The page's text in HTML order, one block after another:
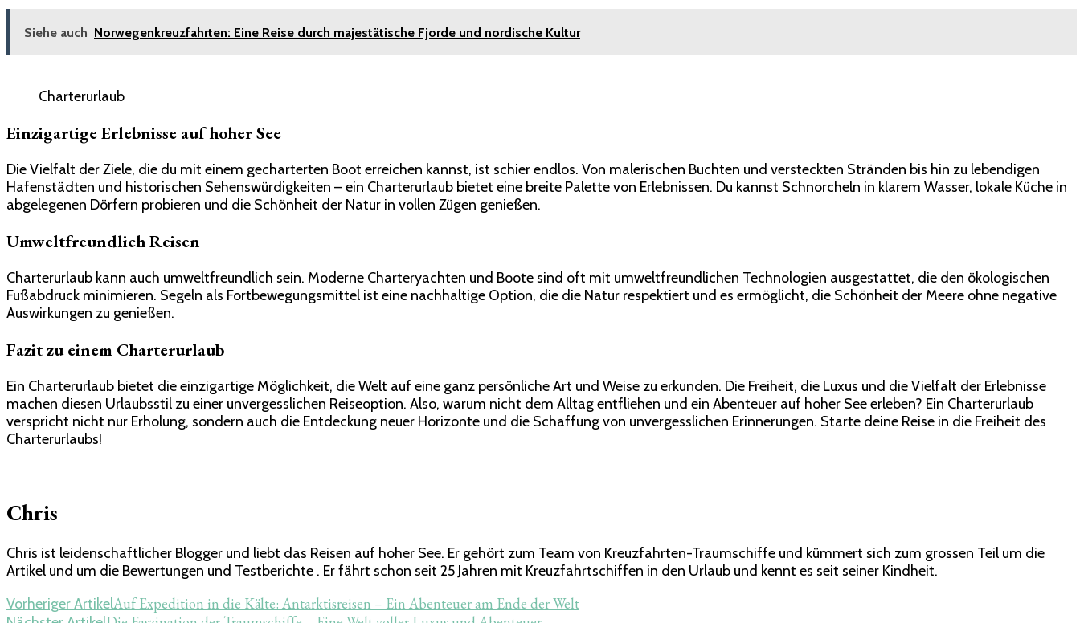
Siehe auch Norwegenkreuzfahrten: Eine Reise durch majestätische Fjorde und nordische Kultur
Charterurlaub
Einzigartige Erlebnisse auf hoher See
Die Vielfalt der Ziele, die du mit einem gecharterten Boot erreichen kannst, ist schier endlos. Von malerischen Buchten und versteckten Stränden bis hin zu lebendigen
Hafenstädten und historischen Sehenswürdigkeiten – ein Charterurlaub bietet eine breite Palette von Erlebnissen. Du kannst Schnorcheln in klarem Wasser, lokale Küche in
abgelegenen Dörfern probieren und die Schönheit der Natur in vollen Zügen genießen.
Umweltfreundlich Reisen
Charterurlaub kann auch umweltfreundlich sein. Moderne Charteryachten und Boote sind oft mit umweltfreundlichen Technologien ausgestattet, die den ökologischen
Fußabdruck minimieren. Segeln als Fortbewegungsmittel ist eine nachhaltige Option, die die Natur respektiert und es ermöglicht, die Schönheit der Meere ohne negative
Auswirkungen zu genießen.
Fazit zu einem Charterurlaub
Ein Charterurlaub bietet die einzigartige Möglichkeit, die Welt auf eine ganz persönliche Art und Weise zu erkunden. Die Freiheit, die Luxus und die Vielfalt der Erlebnisse
machen diesen Urlaubsstil zu einer unvergesslichen Reiseoption. Also, warum nicht dem Alltag entfliehen und ein Abenteuer auf hoher See erleben? Ein Charterurlaub
verspricht nicht nur Erholung, sondern auch die Entdeckung neuer Horizonte und die Schaffung von unvergesslichen Erinnerungen. Starte deine Reise in die Freiheit des
Charterurlaubs!
Chris
Chris ist leidenschaftlicher Blogger und liebt das Reisen auf hoher See. Er gehört zum Team von Kreuzfahrten-Traumschiffe und kümmert sich zum grossen Teil um die
Artikel und um die Bewertungen und Testberichte . Er fährt schon seit 25 Jahren mit Kreuzfahrtschiffen in den Urlaub und kennt es seit seiner Kindheit.
Beitragsnavigation
Vorheriger ArtikelAuf Expedition in die Kälte: Antarktisreisen – Ein Abenteuer am Ende der Welt